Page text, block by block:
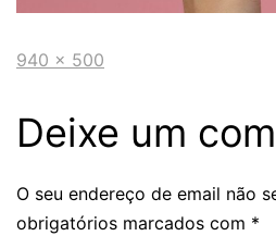
940 × 500
Deixe um
O seu endereço de email não
obrigatórios marcados com *